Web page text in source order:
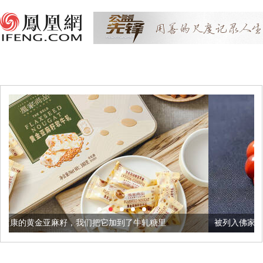
把它加到了牛轧糖里 被列入佛家七宝的它到底有多美？